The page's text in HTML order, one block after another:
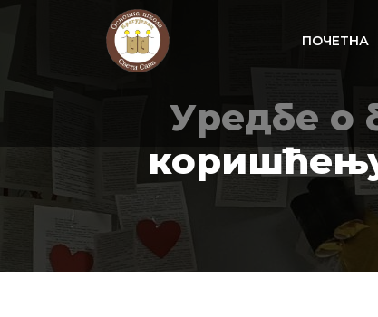
ПОЧЕТНА
Уредбе о